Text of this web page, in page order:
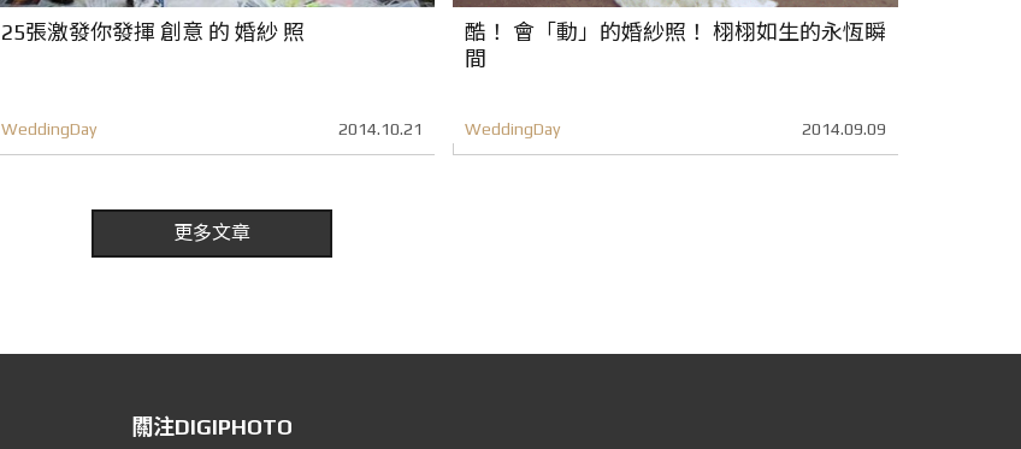
25張激發你發揮 創意 的 婚紗 照
WeddingDay 2014.10.21
酷！ 會「動」的婚紗照！ 栩栩如生的永恆瞬
間
WeddingDay 2014.09.09
更多文章
關注DIGIPHOTO